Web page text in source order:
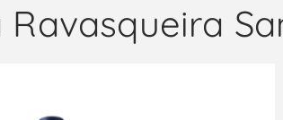
Ravasqueira